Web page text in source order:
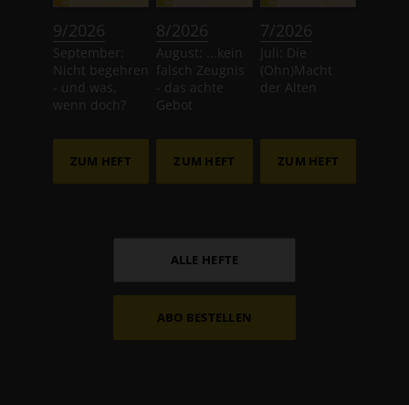
9/2026
September:
Nicht begehren
- und was,
wenn doch?
ZUM HEFT
8/2026
August: ...kein
falsch Zeugnis
- das achte
Gebot
ZUM HEFT
7/2026
Juli: Die
(Ohn)Macht
der Alten
ZUM HEFT
ALLE HEFTE
ABO BESTELLEN